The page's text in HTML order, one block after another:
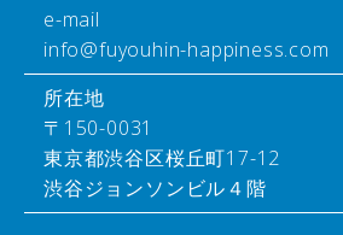
e-mail
info@fuyouhin-happiness.com
所在地
〒150-0031
東京都渋谷区桜丘町17-12
渋谷ジョンソンビル４階